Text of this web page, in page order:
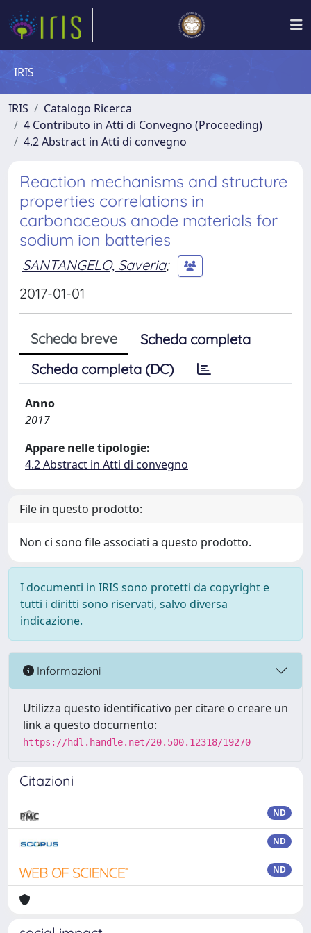
IRIS
IRIS
Catalogo Ricerca
4 Contributo in Atti di Convegno (Proceeding)
4.2 Abstract in Atti di convegno
Reaction mechanisms and structure
properties correlations in
carbonaceous anode materials for
sodium ion batteries
SANTANGELO, Saveria;
2017-01-01
Scheda breve
Scheda completa
Scheda completa (DC)
Anno
2017
Appare nelle tipologie:
4.2 Abstract in Atti di convegno
File in questo prodotto:
Non ci sono file associati a questo prodotto.
I documenti in IRIS sono protetti da copyright e
tutti i diritti sono riservati, salvo diversa
indicazione.
Informazioni
Utilizza questo identificativo per citare o creare un
link a questo documento:
https://hdl.handle.net/20.500.12318/19270
Citazioni
ND
ND
ND